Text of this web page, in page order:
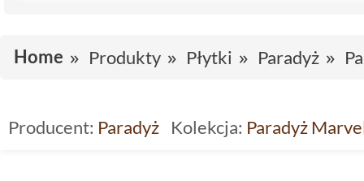
Home Produkty Płytki Paradyż
Producent: Paradyż Kolekcja: Paradyż